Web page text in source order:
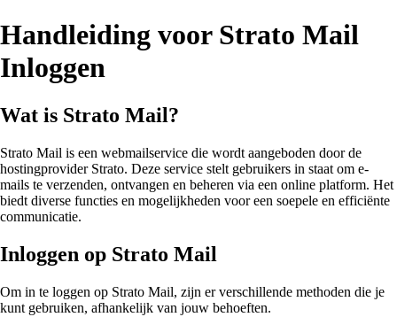
Handleiding voor Strato Mail
Inloggen
Wat is Strato Mail?
Strato Mail is een webmailservice die wordt aangeboden door de
hostingprovider Strato. Deze service stelt gebruikers in staat om e-
mails te verzenden, ontvangen en beheren via een online platform. Het
biedt diverse functies en mogelijkheden voor een soepele en efficiënte
communicatie.
Inloggen op Strato Mail
Om in te loggen op Strato Mail, zijn er verschillende methoden die je
kunt gebruiken, afhankelijk van jouw behoeften.